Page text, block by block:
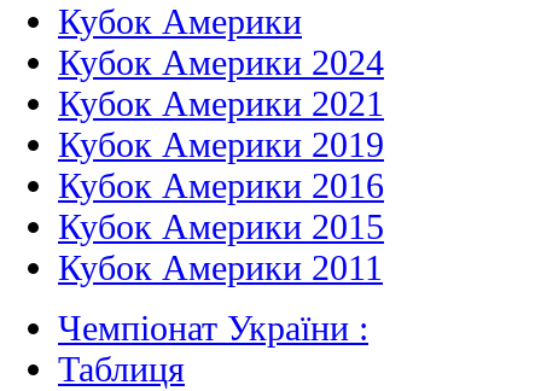
Кубок Америки
Кубок Америки 2024
Кубок Америки 2021
Кубок Америки 2019
Кубок Америки 2016
Кубок Америки 2015
Кубок Америки 2011
Чемпіонат України :
Таблиця